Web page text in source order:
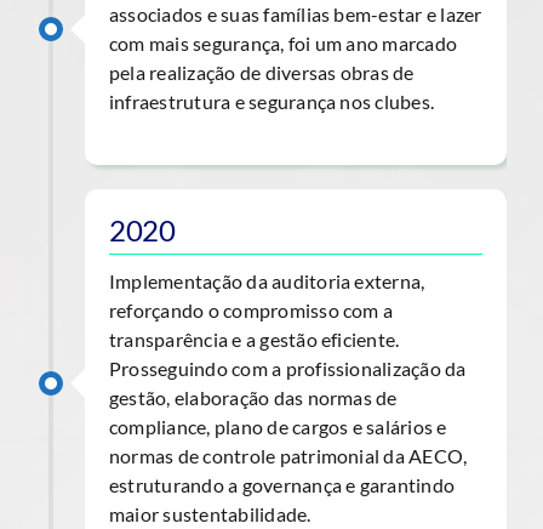
associados e suas famílias bem-estar e lazer
com mais segurança, foi um ano marcado
pela realização de diversas obras de
infraestrutura e segurança nos clubes.
2020
Implementação da auditoria externa,
reforçando o compromisso com a
transparência e a gestão eficiente.
Prosseguindo com a profissionalização da
gestão, elaboração das normas de
compliance, plano de cargos e salários e
normas de controle patrimonial da AECO,
estruturando a governança e garantindo
maior sustentabilidade.